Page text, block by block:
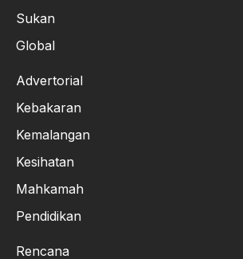
Sukan
Global
Advertorial
Kebakaran
Kemalangan
Kesihatan
Mahkamah
Pendidikan
Rencana